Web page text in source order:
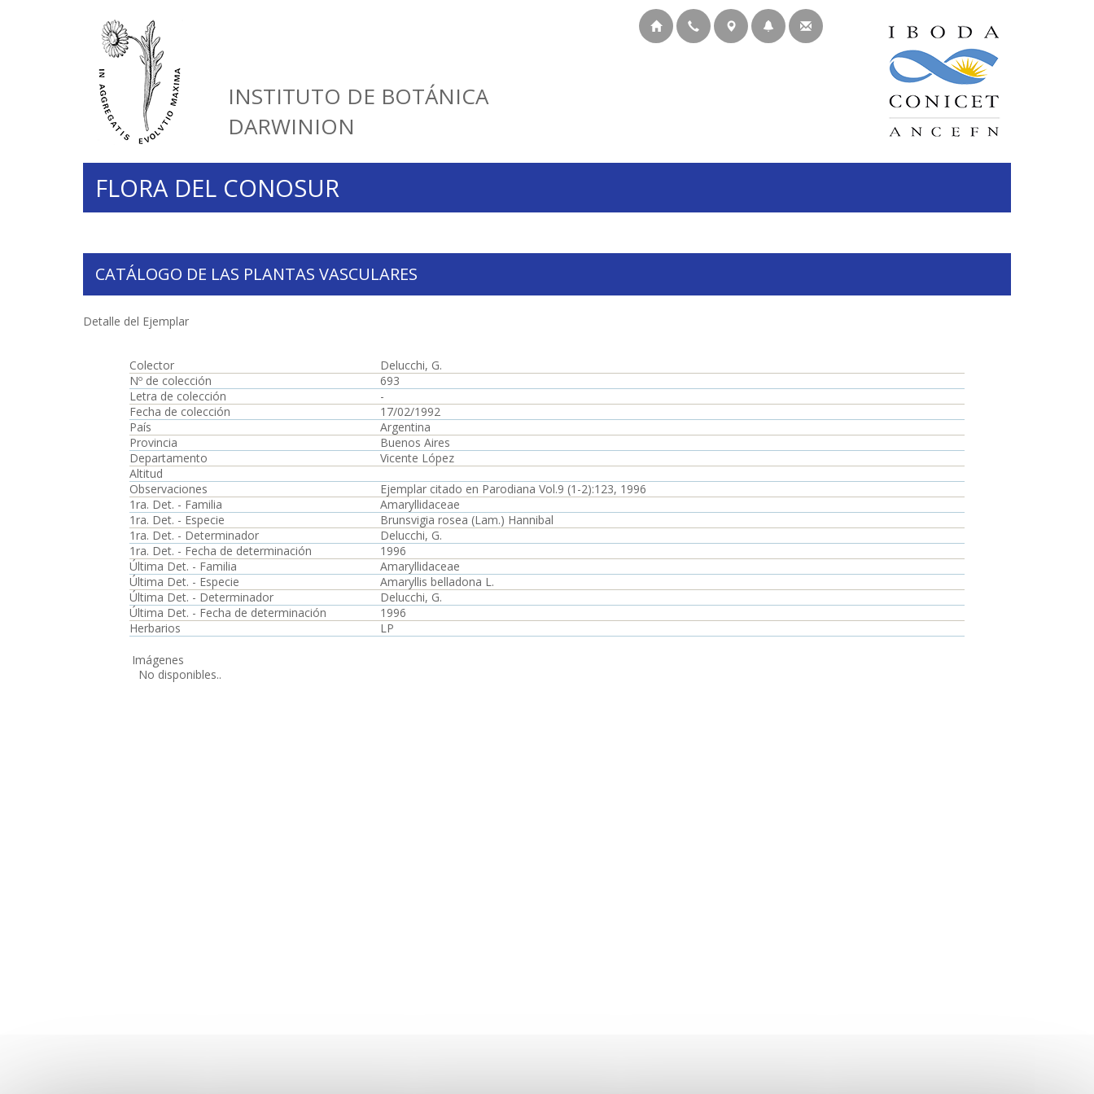
INSTITUTO DE BOTÁNICA
DARWINION
FLORA DEL CONOSUR
CATÁLOGO DE LAS PLANTAS VASCULARES
Detalle del Ejemplar
Colector
Delucchi, G.
Nº de colección
693
Letra de colección
-
Fecha de colección
17/02/1992
País
Argentina
Provincia
Buenos Aires
Departamento
Vicente López
Altitud
Observaciones
Ejemplar citado en Parodiana Vol.9 (1-2):123, 1996
1ra. Det. - Familia
Amaryllidaceae
1ra. Det. - Especie
Brunsvigia rosea (Lam.) Hannibal
1ra. Det. - Determinador
Delucchi, G.
1ra. Det. - Fecha de determinación
1996
Última Det. - Familia
Amaryllidaceae
Última Det. - Especie
Amaryllis belladona L.
Última Det. - Determinador
Delucchi, G.
Última Det. - Fecha de determinación
1996
Herbarios
LP
Imágenes
No disponibles..